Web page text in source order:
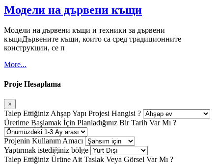
Модели на дървени къщи
Модели на дървени къщи и техники за дървени
къщиДървените къщи, които са сред традиционните
конструкции, се п
More...
Proje Hesaplama
×
Talep Ettiğiniz Ahşap Yapı Projesi Hangisi ?
Üretime Başlamak İçin Planladığınız Bir Tarih Var Mı ?
Projenin Kullanım Amacı
Yaptırmak istediğiniz bölge
Talep Ettiğiniz Ürüne Ait Taslak Veya Görsel Var Mı ?